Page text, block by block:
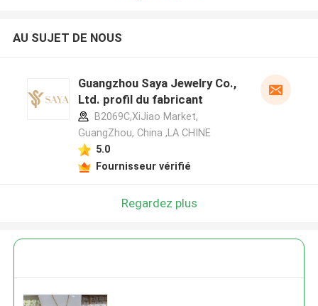
AU SUJET DE NOUS
Guangzhou Saya Jewelry Co.,
Ltd. profil du fabricant
B2069C,XiJiao Market,
GuangZhou, China ,LA CHINE
5.0
Fournisseur vérifié
Regardez plus